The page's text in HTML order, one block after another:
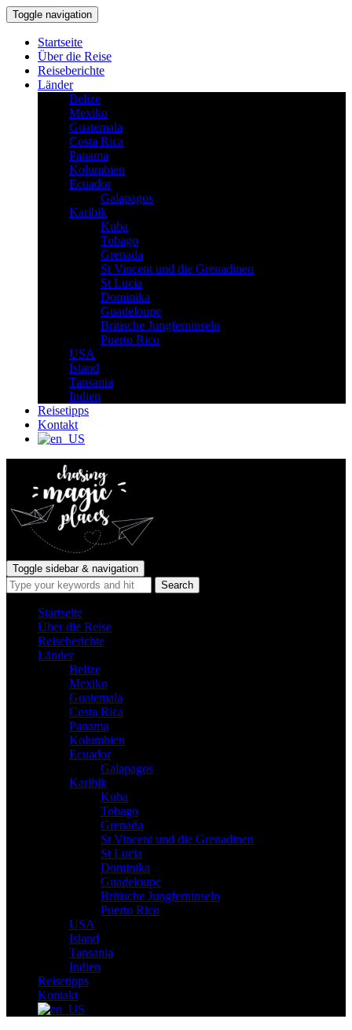
Toggle navigation
Startseite
Über die Reise
Reiseberichte
Länder
Belize
Mexiko
Guatemala
Costa Rica
Panama
Kolumbien
Ecuador
Galapagos
Karibik
Kuba
Tobago
Grenada
St Vincent und die Grenadinen
St Lucia
Dominika
Guadeloupe
Britische Jungferninseln
Puerto Rico
USA
Island
Tansania
Indien
Reisetipps
Kontakt
Toggle sidebar & navigation
Startseite
Über die Reise
Reiseberichte
Länder
Belize
Mexiko
Guatemala
Costa Rica
Panama
Kolumbien
Ecuador
Galapagos
Karibik
Kuba
Tobago
Grenada
St Vincent und die Grenadinen
St Lucia
Dominika
Guadeloupe
Britische Jungferninseln
Puerto Rico
USA
Island
Tansania
Indien
Reisetipps
Kontakt